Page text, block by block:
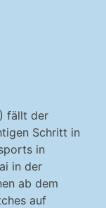
fällt der
Schritt in
in
in der
ab dem
auf